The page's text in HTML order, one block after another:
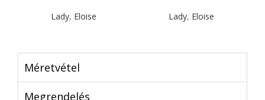
Lady, Eloise Lady, Eloise
Méretvétel
Megrendelés